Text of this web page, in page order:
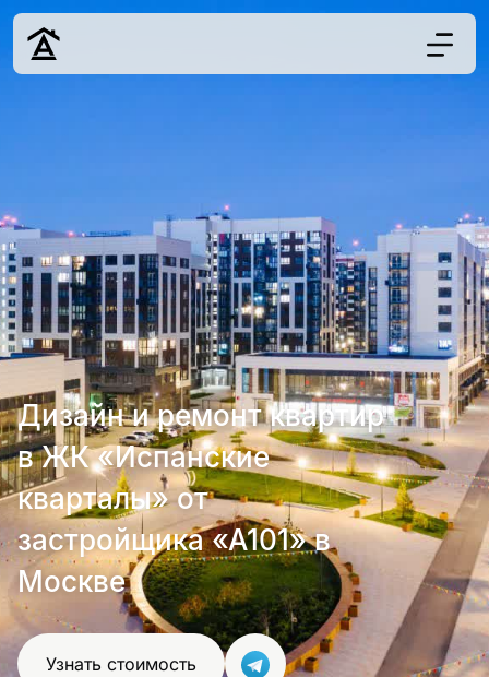
Наши работы
О нас
Контакты
г. Москва
8 (495) 109-
22-59
Обсудить
проект
Дизайн и ремонт квартир
в ЖК «Испанские
кварталы» от
застройщика «А101» в
Москве
Узнать стоимость